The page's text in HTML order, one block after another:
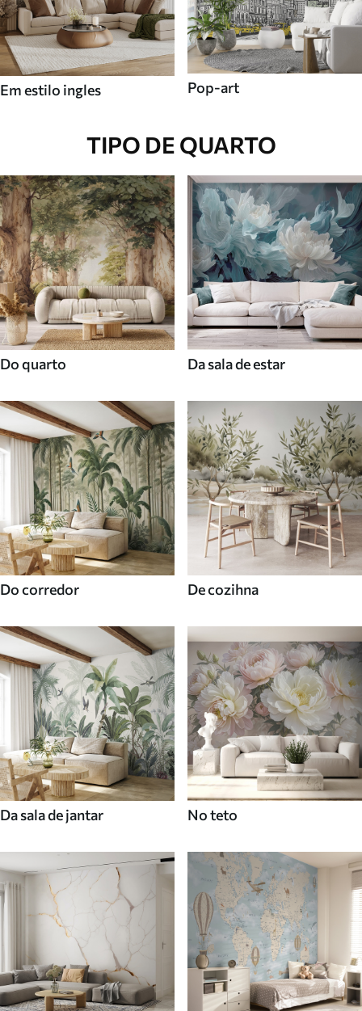
Em estilo ingles Pop-art
TIPO DE QUARTO
Do quarto Da sala de estar
Do corredor De cozihna
Da sala de jantar No teto